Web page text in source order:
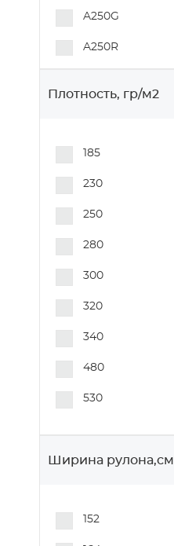
A250G
A250R
Плотность, гр/м2
185
230
250
280
300
320
340
480
530
Ширина рулона,см
152